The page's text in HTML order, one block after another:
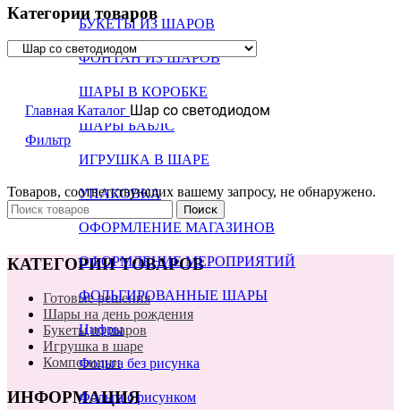
БУКЕТЫ ИЗ ШАРОВ
ФОНТАН ИЗ ШАРОВ
ШАРЫ В КОРОБКЕ
ШАРЫ БАБЛС
ИГРУШКА В ШАРЕ
УПАКОВКА
ОФОРМЛЕНИЕ МАГАЗИНОВ
ОФОРМЛЕНИЕ МЕРОПРИЯТИЙ
ФОЛЬГИРОВАННЫЕ ШАРЫ
Цифры
Фольга без рисунка
Фольга с рисунком
Категории товаров
Главная Каталог Шар со светодиодом
Фильтр
Товаров, соответствующих вашему запросу, не обнаружено.
Поиск
КАТЕГОРИИ ТОВАРОВ
Готовые решения
Шары на день рождения
Букеты из шаров
Игрушка в шаре
Композиции
ИНФОРМАЦИЯ